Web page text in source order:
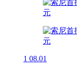
1 08.01